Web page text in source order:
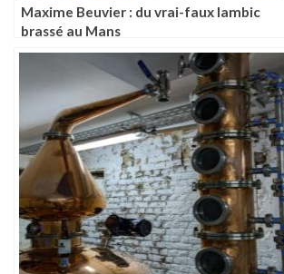
Maxime Beuvier : du vrai-faux lambic
brassé au Mans